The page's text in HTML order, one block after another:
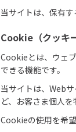
当サイトは、保有
Cookie（クッキ
Cookieとは、ウェ
できる機能です。
当サイトは、Web
ど、お客さま個人
Cookieの使用を希